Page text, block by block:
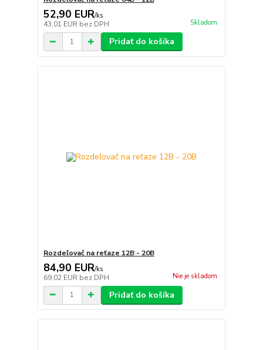
52,90 EUR/ks
43,01 EUR bez DPH Skladom
Pridať do košíka
Rozdeľovač na reťaze 12B - 20B
84,90 EUR/ks
69,02 EUR bez DPH Nie je skladom
Pridať do košíka